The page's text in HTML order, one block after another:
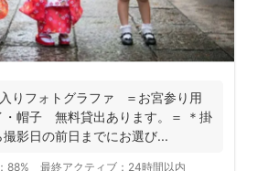
りフォトグラファ ＝お宮参り用
・帽子 無料貸出あります。＝ ＊掛
影日の前日までにお選び...
88% 最終アクティブ： 24時間以内